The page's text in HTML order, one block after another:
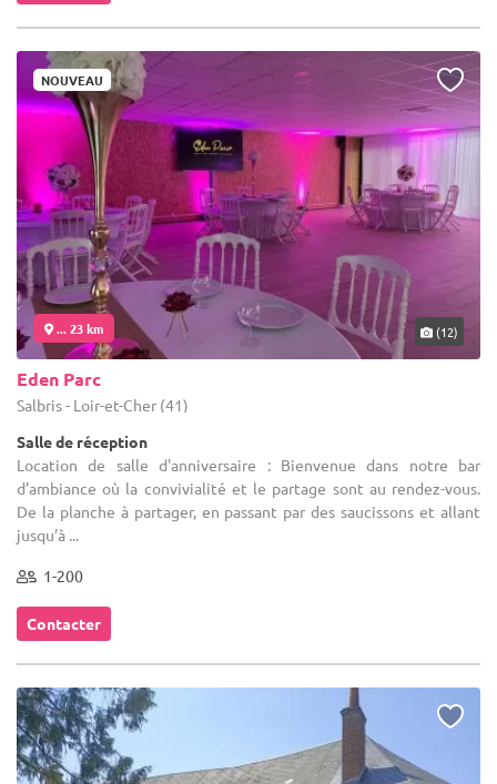
NOUVEAU
... 23 km (12)
Eden Parc
Salbris - Loir-et-Cher (41)
Salle de réception
Location de salle d'anniversaire : Bienvenue dans notre bar
d’ambiance où la convivialité et le partage sont au rendez-vous.
De la planche à partager, en passant par des saucissons et allant
jusqu’à ...
1-200
Contacter